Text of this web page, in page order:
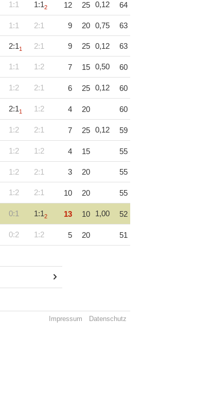
1:1 1:12 12 25 0,12 64
1:1 2:1 9 20 0,75 63
2:11 2:1 9 25 0,12 63
1:1 1:2 7 15 0,50 60
1:2 2:1 6 25 0,12 60
2:11 1:2 4 20 60
1:2 2:1 7 25 0,12 59
1:2 1:2 4 15 55
1:2 2:1 3 20 55
1:2 2:1 10 20 55
0:1 1:12 13 10 1,00 52
0:2 1:2 5 20 51
Impressum Datenschutz